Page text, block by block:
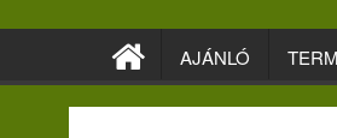
AJÁNLÓ